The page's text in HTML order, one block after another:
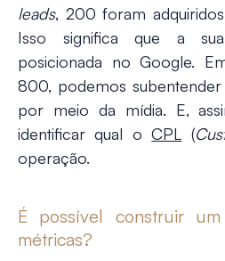
leads, 200 foram
Isso significa que a
posicionada no Google.
800, podemos
por meio da mídia. E,
identificar qual oCPL (
operação.
É possível construir
métricas?